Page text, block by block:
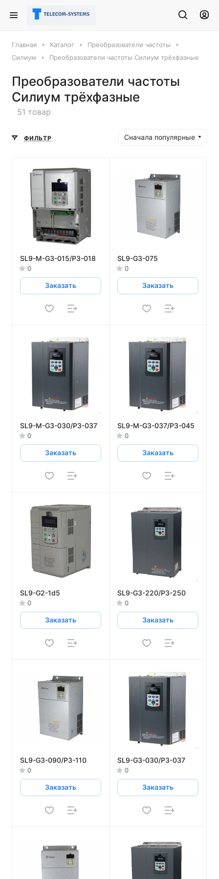
Главная Каталог
Преобразователи частоты
Силиум
Преобразователи частоты Силиум трёхфазные
Преобразователи частоты
Силиум трёхфазные
51 товар
ФИЛЬТР Сначала популярные
SL9-M-G3-015/P3-018
0
Заказать
SL9-G3-075
0
Заказать
SL9-M-G3-030/P3-037
0
Заказать
SL9-M-G3-037/P3-045
0
Заказать
SL9-G2-1d5
0
Заказать
SL9-G3-220/P3-250
0
Заказать
SL9-G3-090/P3-110
0
Заказать
SL9-G3-030/P3-037
0
Заказать